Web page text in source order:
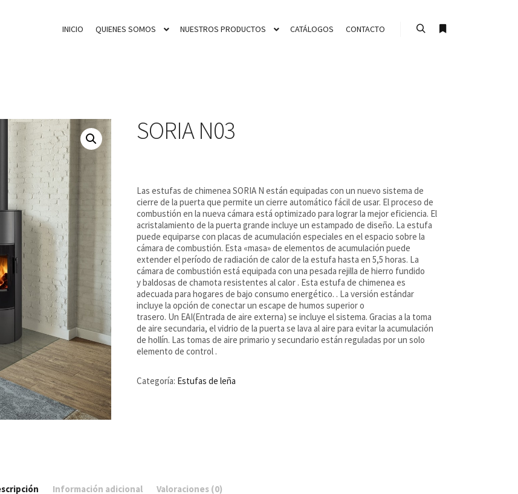
INICIO QUIENES SOMOS NUESTROS PRODUCTOS CATÁLOGOS CONTACTO
SORIA N03
Las estufas de chimenea SORIA N están equipadas con un nuevo sistema de
cierre de la puerta que permite un cierre automático fácil de usar. El proceso de
combustión en la nueva cámara está optimizado para lograr la mejor eficiencia. El
acristalamiento de la puerta grande incluye un estampado de diseño. La estufa
puede equiparse con placas de acumulación especiales en el espacio sobre la
cámara de combustión. Esta «masa» de elementos de acumulación puede
extender el período de radiación de calor de la estufa hasta en 5,5 horas. La
cámara de combustión está equipada con una pesada rejilla de hierro fundido
y baldosas de chamota resistentes al calor . Esta estufa de chimenea es
adecuada para hogares de bajo consumo energético. . La versión estándar
incluye la opción de conectar un escape de humos superior o
trasero. Un EAI(Entrada de aire externa) se incluye el sistema. Gracias a la toma
de aire secundaria, el vidrio de la puerta se lava al aire para evitar la acumulación
de hollín. Las tomas de aire primario y secundario están reguladas por un solo
elemento de control .
Categoría: Estufas de leña
Información adicional Valoraciones (0)